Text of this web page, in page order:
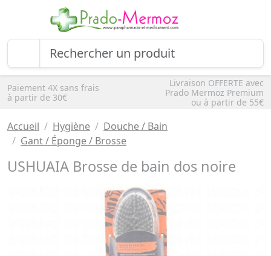
Paiement 4X sans frais
à partir de 30€
Livraison OFFERTE avec
Prado Mermoz Premium
ou à partir de 55€
Accueil Hygiène
Douche / Bain
Gant / Éponge / Brosse
USHUAIA Brosse de bain dos noire